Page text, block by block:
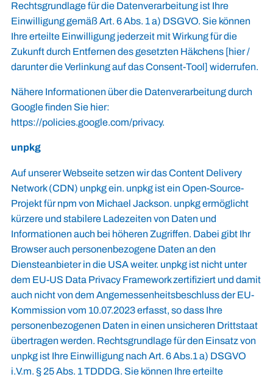
Rechtsgrundlage für die Datenverarbeitung ist Ihre
Einwilligung gemäß Art. 6 Abs. 1 a) DSGVO. Sie können
Ihre erteilte Einwilligung jederzeit mit Wirkung für die
Zukunft durch Entfernen des gesetzten Häkchens [hier /
darunter die Verlinkung auf das Consent-Tool] widerrufen.
Nähere Informationen über die Datenverarbeitung durch
Google finden Sie hier:
https://policies.google.com/privacy.
unpkg
Auf unserer Webseite setzen wir das Content Delivery
Network (CDN) unpkg ein. unpkg ist ein Open-Source-
Projekt für npm von Michael Jackson. unpkg ermöglicht
kürzere und stabilere Ladezeiten von Daten und
Informationen auch bei höheren Zugriffen. Dabei gibt Ihr
Browser auch personenbezogene Daten an den
Diensteanbieter in die USA weiter. unpkg ist nicht unter
dem EU-US Data Privacy Framework zertifiziert und damit
auch nicht von dem Angemessenheitsbeschluss der EU-
Kommission vom 10.07.2023 erfasst, so dass Ihre
personenbezogenen Daten in einen unsicheren Drittstaat
übertragen werden. Rechtsgrundlage für den Einsatz von
unpkg ist Ihre Einwilligung nach Art. 6 Abs.1 a) DSGVO
i.V.m. § 25 Abs. 1 TDDDG. Sie können Ihre erteilte